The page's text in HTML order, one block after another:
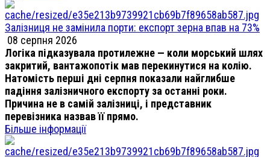
Залізниця не замінила порти: експорт зерна впав на 73%
08 серпня 2026
Логіка підказувала протилежне — коли морський шлях
закритий, вантажопотік мав перекинутися на колію.
Натомість перші дні серпня показали найглибше
падіння залізничного експорту за останні роки.
Причина не в самій залізниці, і представник
перевізника назвав її прямо.
Більше інформації